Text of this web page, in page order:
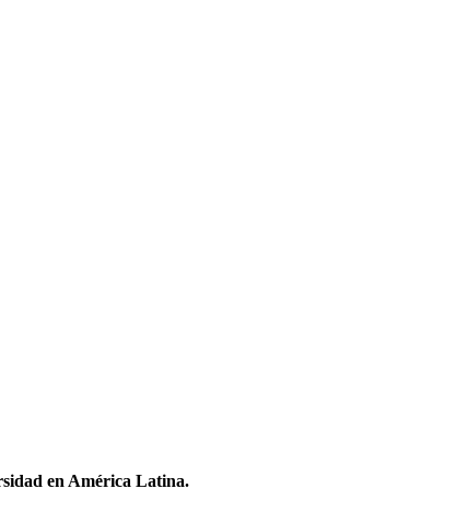
en América Latina.